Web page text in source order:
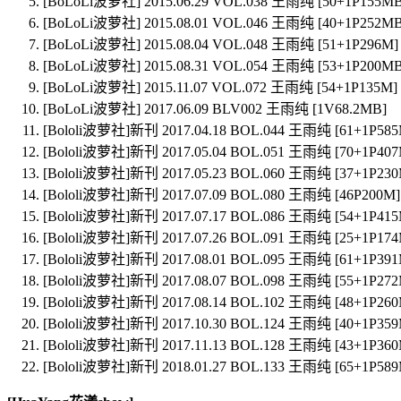
[BoLoLi波萝社] 2015.08.01 VOL.046 王雨纯
[BoLoLi波萝社] 2015.08.04 VOL.048 王雨纯 [51+1P296M]
[BoLoLi波萝社] 2015.08.31 VOL.054 王雨纯
[BoLoLi波萝社] 2015.11.07 VOL.072 王雨纯 [54+1P135M]
[BoLoLi波萝社] 2017.06.09 BLV002 王雨纯 [1V68.2MB]
[Bololi波萝社]新刊 2017.04.18 BOL.044 王雨纯
[Bololi波萝社]新刊 2017.05.04 BOL.051 王雨纯
[Bololi波萝社]新刊 2017.05.23 BOL.060 王雨纯
[Bololi波萝社]新刊 2017.07.09 BOL.080 王雨纯 [46P200M]
[Bololi波萝社]新刊 2017.07.17 BOL.086 王雨纯
[Bololi波萝社]新刊 2017.07.26 BOL.091 王雨纯
[Bololi波萝社]新刊 2017.08.01 BOL.095 王雨纯
[Bololi波萝社]新刊 2017.08.07 BOL.098 王雨纯
[Bololi波萝社]新刊 2017.08.14 BOL.102 王雨纯
[Bololi波萝社]新刊 2017.10.30 BOL.124 王雨纯
[Bololi波萝社]新刊 2017.11.13 BOL.128 王雨纯
[Bololi波萝社]新刊 2018.01.27 BOL.133 王雨纯